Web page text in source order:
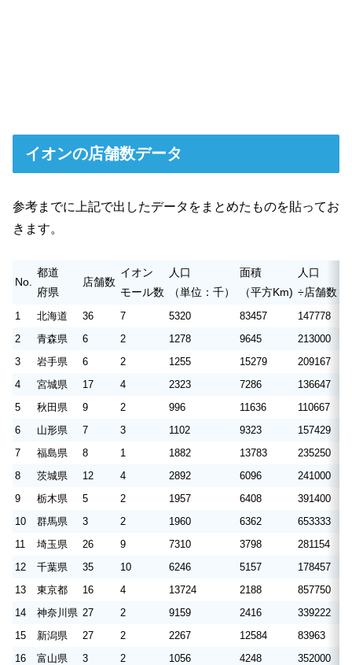
イオンの店舗数データ
参考までに上記で出したデータをまとめたものを貼ってお
きます。
No.
都道
府県
店舗数
イオン
モール数
人口
（単位：千）
面積
（平方Km)
人口
÷店舗数
1 北海道 36 7 5320 83457 147778
2
青森県 6 2 1278 9645 213000
3
岩手県 6 2 1255 15279 209167
4
宮城県 17 4 2323 7286 136647
5
秋田県 9 2 996 11636 110667
6
山形県 7 3 1102 9323 157429
7
福島県 8 1 1882 13783 235250
8
茨城県 12 4 2892 6096 241000
9
栃木県 5 2 1957 6408 391400
10
群馬県 3 2 1960 6362 653333
11
埼玉県 26 9 7310 3798 281154
12
千葉県 35 10 6246 5157 178457
13
東京都 16 4 13724 2188 857750
14
神奈川県 27 2 9159 2416 339222
15
新潟県 27 2 2267 12584 83963
16
富山県 3 2 1056 4248 352000